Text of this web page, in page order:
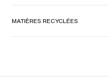
MATIÈRES RECYCLÉES